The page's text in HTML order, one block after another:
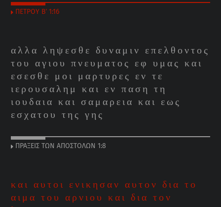
ΠΕΤΡΟΥ Β΄ 1:16
αλλα ληψεσθε δυναμιν επελθοντος
του αγιου πνευματος εφ υμας και
εσεσθε μοι μαρτυρες εν τε
ιερουσαλημ και εν παση τη
ιουδαια και σαμαρεια και εως
εσχατου της γης
ΠΡΑΞΕΙΣ ΤΩΝ ΑΠΟΣΤΟΛΩΝ 1:8
και αυτοι ενικησαν αυτον δια το
αιμα του αρνιου και δια τον